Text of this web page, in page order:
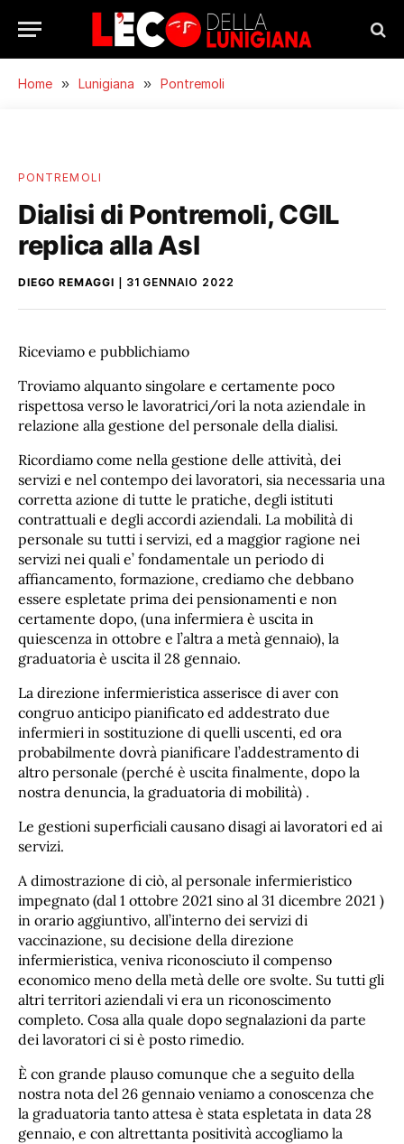
Home » Lunigiana » Pontremoli
PONTREMOLI
Dialisi di Pontremoli, CGIL
replica alla Asl
DIEGO REMAGGI 31 GENNAIO 2022
Riceviamo e pubblichiamo
Troviamo alquanto singolare e certamente poco
rispettosa verso le lavoratrici/ori la nota aziendale in
relazione alla gestione del personale della dialisi.
Ricordiamo come nella gestione delle attività, dei
servizi e nel contempo dei lavoratori, sia necessaria una
corretta azione di tutte le pratiche, degli istituti
contrattuali e degli accordi aziendali. La mobilità di
personale su tutti i servizi, ed a maggior ragione nei
servizi nei quali e’ fondamentale un periodo di
affiancamento, formazione, crediamo che debbano
essere espletate prima dei pensionamenti e non
certamente dopo, (una infermiera è uscita in
quiescenza in ottobre e l’altra a metà gennaio), la
graduatoria è uscita il 28 gennaio.
La direzione infermieristica asserisce di aver con
congruo anticipo pianificato ed addestrato due
infermieri in sostituzione di quelli uscenti, ed ora
probabilmente dovrà pianificare l’addestramento di
altro personale (perché è uscita finalmente, dopo la
nostra denuncia, la graduatoria di mobilità) .
Le gestioni superficiali causano disagi ai lavoratori ed ai
servizi.
A dimostrazione di ciò, al personale infermieristico
impegnato (dal 1 ottobre 2021 sino al 31 dicembre 2021 )
in orario aggiuntivo, all’interno dei servizi di
vaccinazione, su decisione della direzione
infermieristica, veniva riconosciuto il compenso
economico meno della metà delle ore svolte. Su tutti gli
altri territori aziendali vi era un riconoscimento
completo. Cosa alla quale dopo segnalazioni da parte
dei lavoratori ci si è posto rimedio.
È con grande plauso comunque che a seguito della
nostra nota del 26 gennaio veniamo a conoscenza che
la graduatoria tanto attesa è stata espletata in data 28
gennaio, e con altrettanta positività accogliamo la